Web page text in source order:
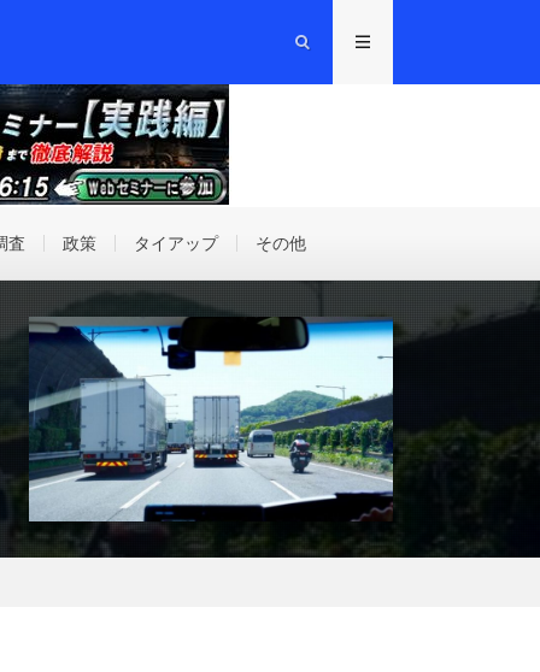
査 政策 タイアップ その他